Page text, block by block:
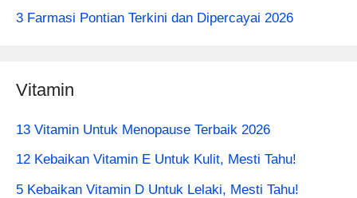
3 Farmasi Pontian Terkini dan Dipercayai 2026
Vitamin
13 Vitamin Untuk Menopause Terbaik 2026
12 Kebaikan Vitamin E Untuk Kulit, Mesti Tahu!
5 Kebaikan Vitamin D Untuk Lelaki, Mesti Tahu!